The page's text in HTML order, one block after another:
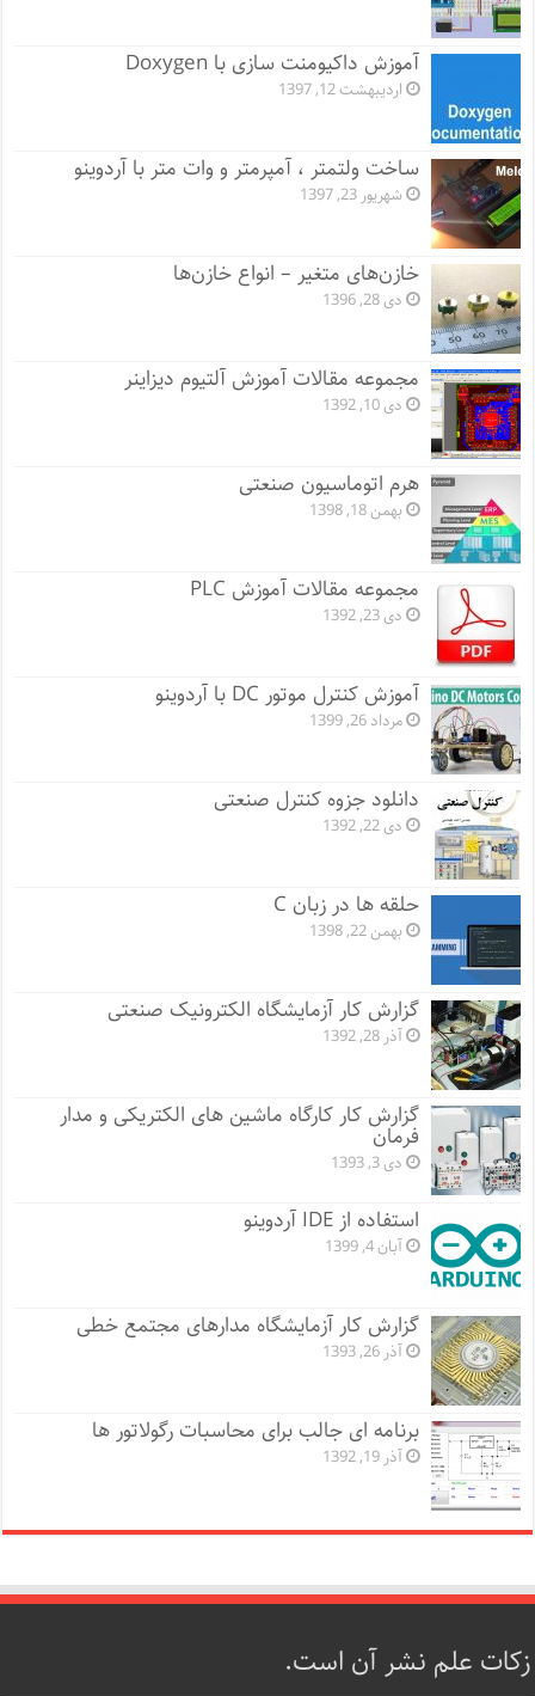
آموزش داکیومنت سازی با Doxygen
اردیبهشت 12, 1397
ساخت ولتمتر ، آمپرمتر و وات متر با آردوینو
شهریور 23, 1397
خازن‌های متغیر – انواع خازن‌ها
دی 28, 1396
مجموعه مقالات آموزش آلتیوم دیزاینر
دی 10, 1392
هرم اتوماسیون صنعتی
بهمن 18, 1398
مجموعه مقالات آموزش PLC
دی 23, 1392
آموزش کنترل موتور DC با آردوینو
مرداد 26, 1399
دانلود جزوه کنترل صنعتی
دی 22, 1392
حلقه ها در زبان C
بهمن 22, 1398
گزارش کار آزمایشگاه الکترونیک صنعتی
آذر 28, 1392
گزارش کار کارگاه ماشین های الکتریکی و مدار
فرمان
دی 3, 1393
استفاده از IDE آردوینو
آبان 4, 1399
گزارش کار آزمایشگاه مدارهای مجتمع خطی
آذر 26, 1393
برنامه ای جالب برای محاسبات رگولاتور ها
آذر 19, 1392
زکات علم نشر آن است.